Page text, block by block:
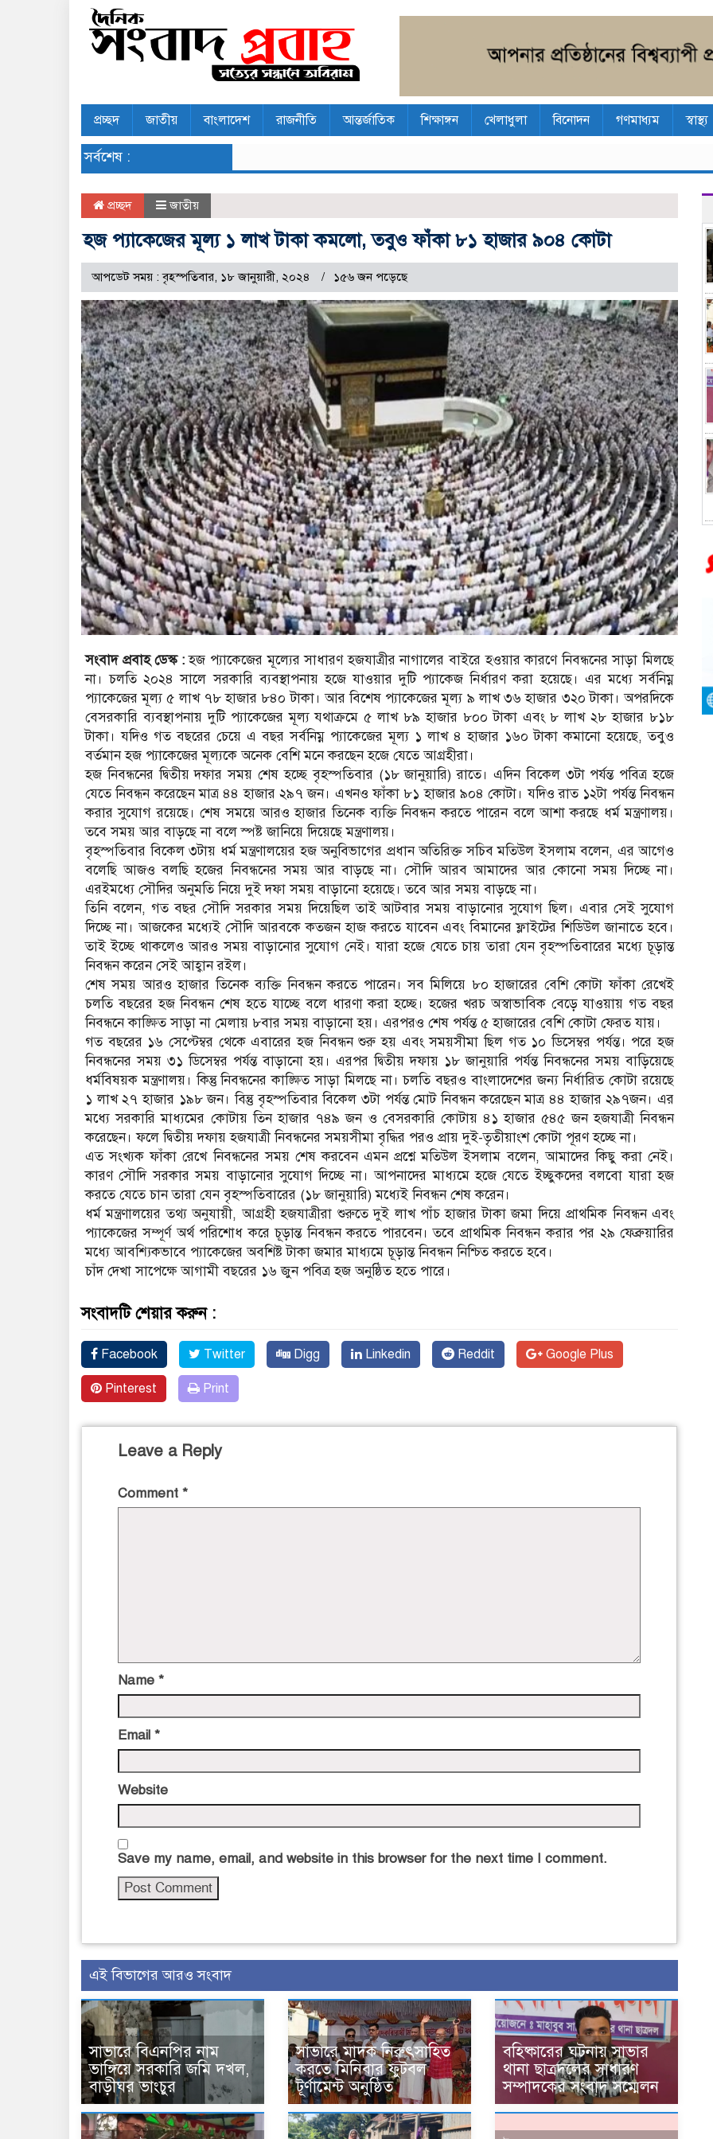
প্রচ্ছদ জাতীয় বাংলাদেশ রাজনীতি আন্তর্জাতিক শিক্ষাঙ্গন খেলাধুলা বিনোদন গণমাধ্যম স্বাস্থ্য
সর্বশেষ :
প্রচ্ছদ জাতীয়
হজ প্যাকেজের মূল্য ১ লাখ টাকা কমলো, তবুও ফাঁকা ৮১ হাজার ৯০৪ কোটা
আপডেট সময় : বৃহস্পতিবার, ১৮ জানুয়ারী, ২০২৪ ১৫৬ জন পড়েছে
সংবাদ প্রবাহ ডেস্ক :হজ প্যাকেজের মূল্যের সাধারণ হজযাত্রীর নাগালের বাইরে হওয়ার কারণে নিবন্ধনের সাড়া মিলছে
না। চলতি ২০২৪ সালে সরকারি ব্যবস্থাপনায় হজে যাওয়ার দুটি প্যাকেজ নির্ধারণ করা হয়েছে। এর মধ্যে সর্বনিম্ন
প্যাকেজের মূল্য ৫ লাখ ৭৮ হাজার ৮৪০ টাকা। আর বিশেষ প্যাকেজের মূল্য ৯ লাখ ৩৬ হাজার ৩২০ টাকা। অপরদিকে
বেসরকারি ব্যবস্থাপনায় দুটি প্যাকেজের মূল্য যথাক্রমে ৫ লাখ ৮৯ হাজার ৮০০ টাকা এবং ৮ লাখ ২৮ হাজার ৮১৮
টাকা। যদিও গত বছরের চেয়ে এ বছর সর্বনিম্ন প্যাকেজের মূল্য ১ লাখ ৪ হাজার ১৬০ টাকা কমানো হয়েছে, তবুও
বর্তমান হজ প্যাকেজের মূল্যকে অনেক বেশি মনে করছেন হজে যেতে আগ্রহীরা।
হজ নিবন্ধনের দ্বিতীয় দফার সময় শেষ হচ্ছে বৃহস্পতিবার (১৮ জানুয়ারি) রাতে। এদিন বিকেল ৩টা পর্যন্ত পবিত্র হজে
যেতে নিবন্ধন করেছেন মাত্র ৪৪ হাজার ২৯৭ জন। এখনও ফাঁকা ৮১ হাজার ৯০৪ কোটা। যদিও রাত ১২টা পর্যন্ত নিবন্ধন
করার সুযোগ রয়েছে। শেষ সময়ে আরও হাজার তিনেক ব্যক্তি নিবন্ধন করতে পারেন বলে আশা করছে ধর্ম মন্ত্রণালয়।
তবে সময় আর বাড়ছে না বলে স্পষ্ট জানিয়ে দিয়েছে মন্ত্রণালয়।
বৃহস্পতিবার বিকেল ৩টায় ধর্ম মন্ত্রণালয়ের হজ অনুবিভাগের প্রধান অতিরিক্ত সচিব মতিউল ইসলাম বলেন, এর আগেও
বলেছি আজও বলছি হজের নিবন্ধনের সময় আর বাড়ছে না। সৌদি আরব আমাদের আর কোনো সময় দিচ্ছে না।
এরইমধ্যে সৌদির অনুমতি নিয়ে দুই দফা সময় বাড়ানো হয়েছে। তবে আর সময় বাড়ছে না।
তিনি বলেন, গত বছর সৌদি সরকার সময় দিয়েছিল তাই আটবার সময় বাড়ানোর সুযোগ ছিল। এবার সেই সুযোগ
দিচ্ছে না। আজকের মধ্যেই সৌদি আরবকে কতজন হাজ করতে যাবেন এবং বিমানের ফ্লাইটের শিডিউল জানাতে হবে।
তাই ইচ্ছে থাকলেও আরও সময় বাড়ানোর সুযোগ নেই। যারা হজে যেতে চায় তারা যেন বৃহস্পতিবারের মধ্যে চূড়ান্ত
নিবন্ধন করেন সেই আহ্বান রইল।
শেষ সময় আরও হাজার তিনেক ব্যক্তি নিবন্ধন করতে পারেন। সব মিলিয়ে ৮০ হাজারের বেশি কোটা ফাঁকা রেখেই
চলতি বছরের হজ নিবন্ধন শেষ হতে যাচ্ছে বলে ধারণা করা হচ্ছে। হজের খরচ অস্বাভাবিক বেড়ে যাওয়ায় গত বছর
নিবন্ধনে কাঙ্ক্ষিত সাড়া না মেলায় ৮বার সময় বাড়ানো হয়। এরপরও শেষ পর্যন্ত ৫ হাজারের বেশি কোটা ফেরত যায়।
গত বছরের ১৬ সেপ্টেম্বর থেকে এবারের হজ নিবন্ধন শুরু হয় এবং সময়সীমা ছিল গত ১০ ডিসেম্বর পর্যন্ত। পরে হজ
নিবন্ধনের সময় ৩১ ডিসেম্বর পর্যন্ত বাড়ানো হয়। এরপর দ্বিতীয় দফায় ১৮ জানুয়ারি পর্যন্ত নিবন্ধনের সময় বাড়িয়েছে
ধর্মবিষয়ক মন্ত্রণালয়। কিন্তু নিবন্ধনের কাঙ্ক্ষিত সাড়া মিলছে না। চলতি বছরও বাংলাদেশের জন্য নির্ধারিত কোটা রয়েছে
১ লাখ ২৭ হাজার ১৯৮ জন। বিন্তু বৃহস্পতিবার বিকেল ৩টা পর্যন্ত মোট নিবন্ধন করেছেন মাত্র ৪৪ হাজার ২৯৭জন। এর
মধ্যে সরকারি মাধ্যমের কোটায় তিন হাজার ৭৪৯ জন ও বেসরকারি কোটায় ৪১ হাজার ৫৪৫ জন হজযাত্রী নিবন্ধন
করেছেন। ফলে দ্বিতীয় দফায় হজযাত্রী নিবন্ধনের সময়সীমা বৃদ্ধির পরও প্রায় দুই-তৃতীয়াংশ কোটা পূরণ হচ্ছে না।
এত সংখ্যক ফাঁকা রেখে নিবন্ধনের সময় শেষ করবেন এমন প্রশ্নে মতিউল ইসলাম বলেন, আমাদের কিছু করা নেই।
কারণ সৌদি সরকার সময় বাড়ানোর সুযোগ দিচ্ছে না। আপনাদের মাধ্যমে হজে যেতে ইচ্ছুকদের বলবো যারা হজ
করতে যেতে চান তারা যেন বৃহস্পতিবারের (১৮ জানুয়ারি) মধ্যেই নিবন্ধন শেষ করেন।
ধর্ম মন্ত্রণালয়ের তথ্য অনুযায়ী, আগ্রহী হজযাত্রীরা শুরুতে দুই লাখ পাঁচ হাজার টাকা জমা দিয়ে প্রাথমিক নিবন্ধন এবং
প্যাকেজের সম্পূর্ণ অর্থ পরিশোধ করে চূড়ান্ত নিবন্ধন করতে পারবেন। তবে প্রাথমিক নিবন্ধন করার পর ২৯ ফেব্রুয়ারির
মধ্যে আবশ্যিকভাবে প্যাকেজের অবশিষ্ট টাকা জমার মাধ্যমে চূড়ান্ত নিবন্ধন নিশ্চিত করতে হবে।
চাঁদ দেখা সাপেক্ষে আগামী বছরের ১৬ জুন পবিত্র হজ অনুষ্ঠিত হতে পারে।
সংবাদটি শেয়ার করুন :
Facebook Twitter Digg Linkedin Reddit Google Plus
Pinterest Print
Leave a Reply
Comment *
Name *
Email *
Website
Save my name, email, and website in this browser for the next time I comment.
এই বিভাগের আরও সংবাদ
সাভারে বিএনপির নাম
ভাঙ্গিয়ে সরকারি জমি দখল,
বাড়ীঘর ভাংচুর
সাভারে মাদক নিরুৎসাহিত
করতে মিনিবার ফুটবল
টূর্ণামেন্ট অনুষ্ঠিত
বহিষ্কারের ঘটনায় সাভার
থানা ছাত্রদলের সাধারণ
সম্পাদকের সংবাদ সম্মেলন